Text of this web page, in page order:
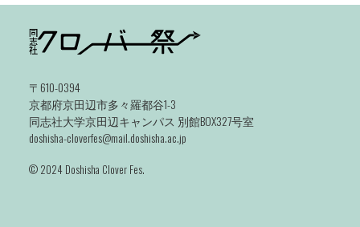
〒610-0394
京都府京田辺市多々羅都谷1-3
同志社大学京田辺キャンパス 別館BOX327号室
doshisha-cloverfes@mail.doshisha.ac.jp
©️ 2024 Doshisha Clover Fes.